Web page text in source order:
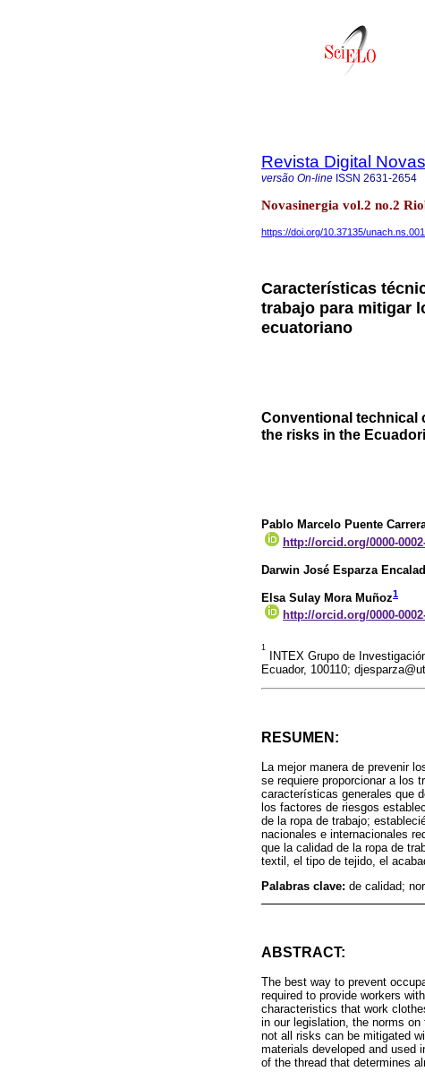
Revista Digital
versão On-line ISSN 2631-2654
Novasinergia vol.2 no.2
https://doi.org/10.37135/
Características
trabajo para mitigar
ecuatoriano
Conventional technical
the risks in the
Pablo Marcelo Puente
http://orcid.org/0000-
Darwin José Esparza
Elsa Sulay Mora Muñoz1
http://orcid.org/0000-
1
INTEX Grupo de
Ecuador, 100110;
RESUMEN:
La mejor manera de prevenir
se requiere proporcionar a los
características generales que
los factores de riesgos
de la ropa de trabajo;
nacionales e internacionales
que la calidad de la ropa de
textil, el tipo de tejido, el
Palabras clave: de calidad;
ABSTRACT:
The best way to prevent
required to provide workers
characteristics that work
in our legislation, the norms
not all risks can be mitigated
materials developed and used
of the thread that determines